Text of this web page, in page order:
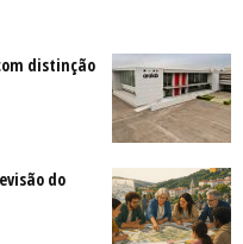
distinção
do